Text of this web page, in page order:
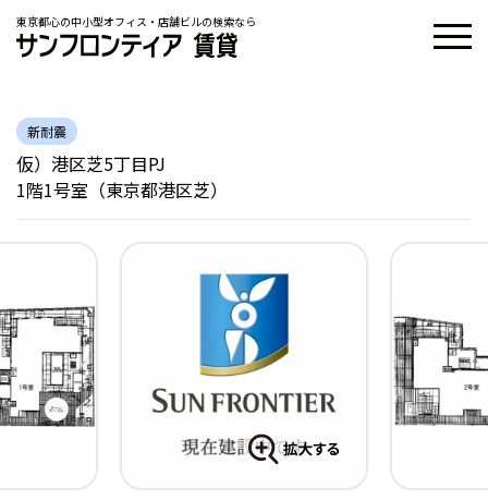
東京都心の中小型オフィス・店舗ビルの検索なら
新耐震
仮）港区芝5丁目PJ
1階1号室（東京都港区芝）